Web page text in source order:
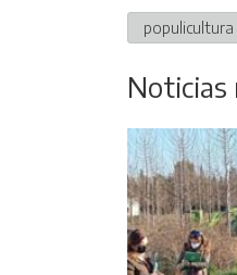
populicultura
Noticias